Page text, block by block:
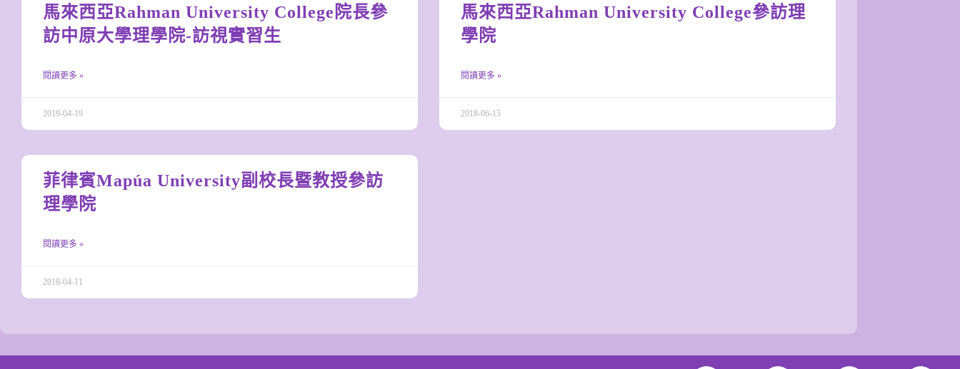
馬來西亞Rahman University College院長參
訪中原大學理學院-訪視實習生
閱讀更多 »
2019-04-19
馬來西亞Rahman University College參訪理
學院
閱讀更多 »
2018-06-15
菲律賓Mapúa University副校長暨教授參訪
理學院
閱讀更多 »
2018-04-11